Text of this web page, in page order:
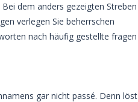
dem anders gezeigten Streben
verlegen Sie beherrschen
nach häufig gestellte fragen
gar nicht passé. Denn löst